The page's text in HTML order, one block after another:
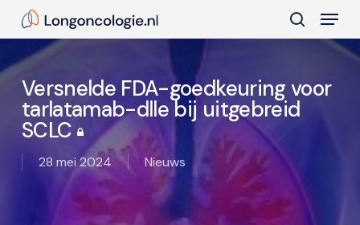
content
search
Menu
Versnelde FDA-goedkeuring voor
tarlatamab-dlle bij uitgebreid
SCLC
28 mei 2024 Nieuws
Close